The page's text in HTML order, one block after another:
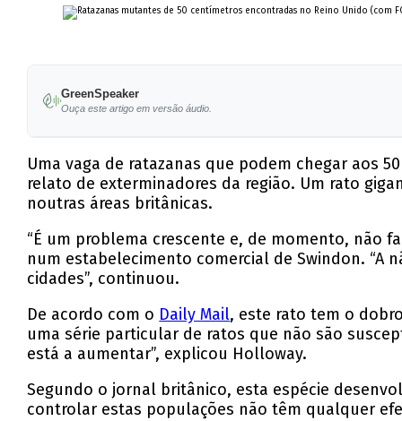
GreenSpeaker
Ouça este artigo em versão áudio.
Uma vaga de ratazanas que podem chegar aos
relato de exterminadores da região. Um rato
noutras áreas britânicas.
“É um problema crescente e, de momento, não
num estabelecimento comercial de Swindon. “A
cidades”, continuou.
De acordo com o Daily Mail, este rato tem o
uma série particular de ratos que não são
está a aumentar”, explicou Holloway.
Segundo o jornal britânico, esta espécie
controlar estas populações não têm qualquer